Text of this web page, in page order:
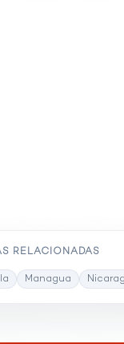
RELACIONADAS
Managua